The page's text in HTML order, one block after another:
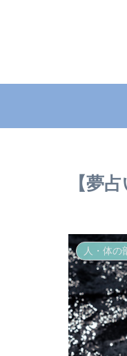
【夢
人・体の